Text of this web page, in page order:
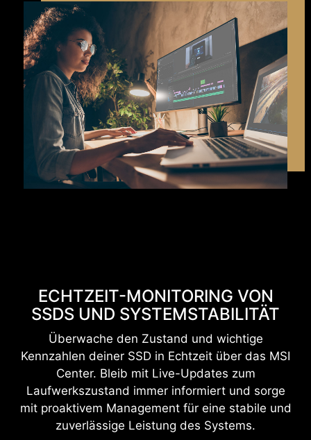
ECHTZEIT-MONITORING VON
SSDS UND SYSTEMSTABILITÄT
Überwache den Zustand und wichtige
Kennzahlen deiner SSD in Echtzeit über das MSI
Center. Bleib mit Live-Updates zum
Laufwerkszustand immer informiert und sorge
mit proaktivem Management für eine stabile und
zuverlässige Leistung des Systems.